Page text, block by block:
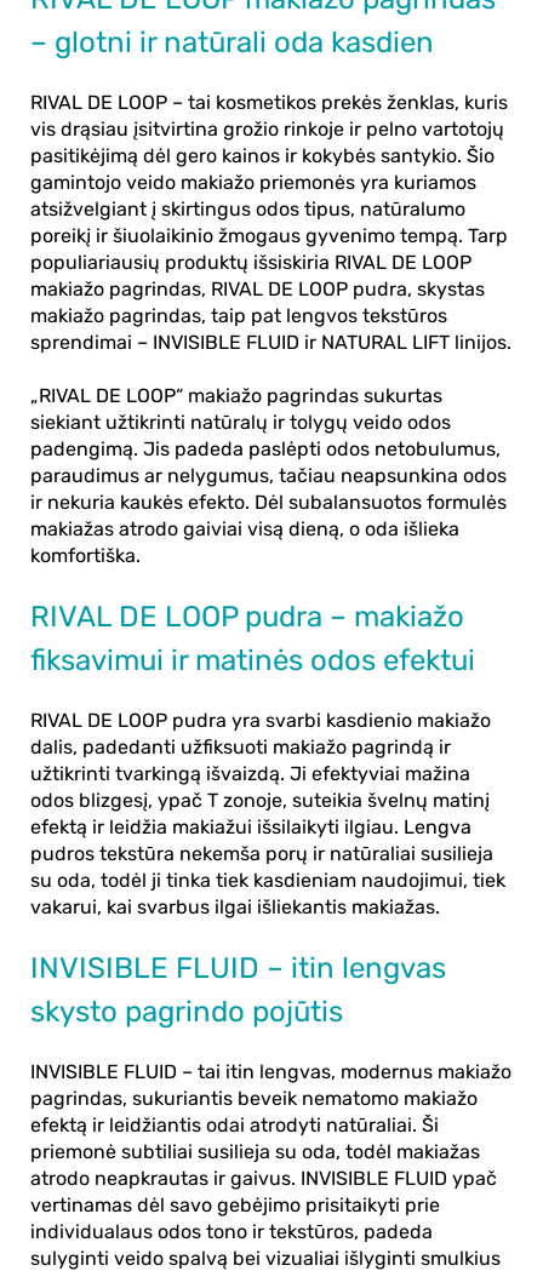
– glotni ir natūrali oda kasdien
RIVAL DE LOOP – tai kosmetikos prekės ženklas, kuris
vis drąsiau įsitvirtina grožio rinkoje ir pelno vartotojų
pasitikėjimą dėl gero kainos ir kokybės santykio. Šio
gamintojo veido makiažo priemonės yra kuriamos
atsižvelgiant į skirtingus odos tipus, natūralumo
poreikį ir šiuolaikinio žmogaus gyvenimo tempą. Tarp
populiariausių produktų išsiskiria RIVAL DE LOOP
makiažo pagrindas, RIVAL DE LOOP pudra, skystas
makiažo pagrindas, taip pat lengvos tekstūros
sprendimai – INVISIBLE FLUID ir NATURAL LIFT linijos.
„RIVAL DE LOOP“ makiažo pagrindas sukurtas
siekiant užtikrinti natūralų ir tolygų veido odos
padengimą. Jis padeda paslėpti odos netobulumus,
paraudimus ar nelygumus, tačiau neapsunkina odos
ir nekuria kaukės efekto. Dėl subalansuotos formulės
makiažas atrodo gaiviai visą dieną, o oda išlieka
komfortiška.
RIVAL DE LOOP pudra – makiažo
fiksavimui ir matinės odos efektui
RIVAL DE LOOP pudra yra svarbi kasdienio makiažo
dalis, padedanti užfiksuoti makiažo pagrindą ir
užtikrinti tvarkingą išvaizdą. Ji efektyviai mažina
odos blizgesį, ypač T zonoje, suteikia švelnų matinį
efektą ir leidžia makiažui išsilaikyti ilgiau. Lengva
pudros tekstūra nekemša porų ir natūraliai susilieja
su oda, todėl ji tinka tiek kasdieniam naudojimui, tiek
vakarui, kai svarbus ilgai išliekantis makiažas.
INVISIBLE FLUID – itin lengvas
skysto pagrindo pojūtis
INVISIBLE FLUID – tai itin lengvas, modernus makiažo
pagrindas, sukuriantis beveik nematomo makiažo
efektą ir leidžiantis odai atrodyti natūraliai. Ši
priemonė subtiliai susilieja su oda, todėl makiažas
atrodo neapkrautas ir gaivus. INVISIBLE FLUID ypač
vertinamas dėl savo gebėjimo prisitaikyti prie
individualaus odos tono ir tekstūros, padeda
sulyginti veido spalvą bei vizualiai išlyginti smulkius